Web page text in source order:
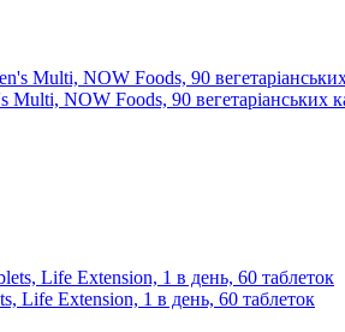
Multi, NOW Foods, 90 вегетаріанських
Life Extension, 1 в день, 60 таблеток